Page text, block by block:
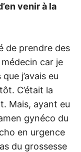
venir à la
de prendre des
car je
j’avais eu
C’était la
Mais, ayant eu
gynéco du
en urgence
du grossesse